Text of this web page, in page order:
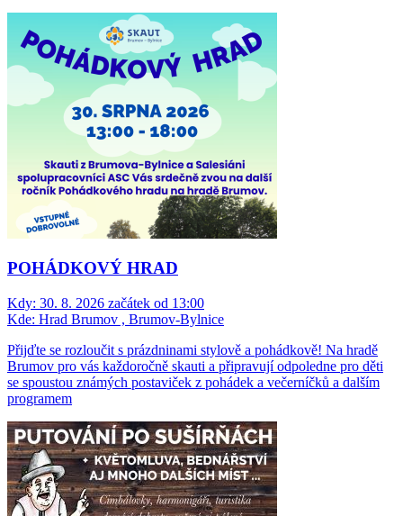
POHÁDKOVÝ HRAD
Kdy: 30. 8. 2026 začátek od 13:00
Kde: Hrad Brumov , Brumov-Bylnice
Přijďte se rozloučit s prázdninami stylově a pohádkově! Na hradě
Brumov pro vás každoročně skauti a připravují odpoledne pro děti
se spoustou známých postaviček z pohádek a večerníčků a dalším
programem